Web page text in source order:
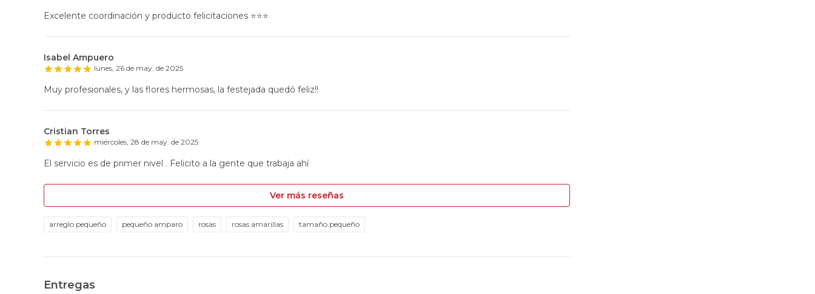
Excelente coordinación y producto felicitaciones ⭐️⭐️⭐️
Isabel Ampuero
lunes, 26 de may. de 2025
Muy profesionales, y las flores hermosas, la festejada quedó feliz!!
Cristian Torres
miércoles, 28 de may. de 2025
El servicio es de primer nivel . Felicito a la gente que trabaja ahí
Ver más reseñas
arreglo pequeño pequeño amparo rosas rosas amarillas tamaño pequeño
Entregas